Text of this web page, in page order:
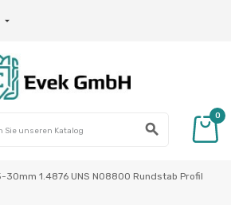

search
0
30mm 1.4876 UNS N08800 Rundstab Profil